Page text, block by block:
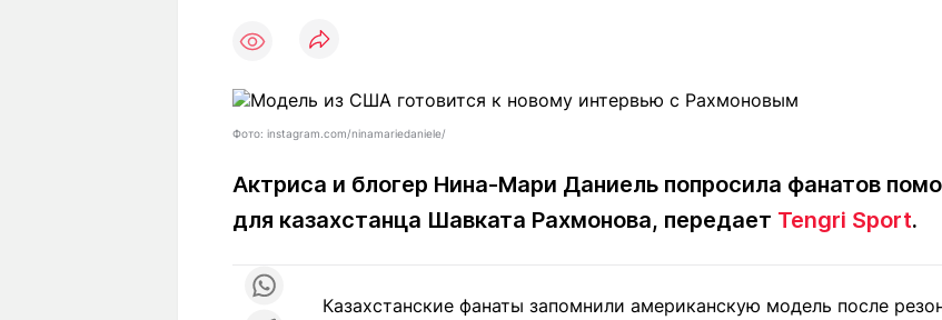
Погода
Рейтинги
Гороскопы
Рецепты
чемпионов
Фото: instagram.com/ninamariedaniele/
Актриса и блогер Нина-Мари Даниель попросила фанатов
для казахстанца Шавката Рахмонова, передает Tengri Sport.
Казахстанские фанаты запомнили американскую модель после